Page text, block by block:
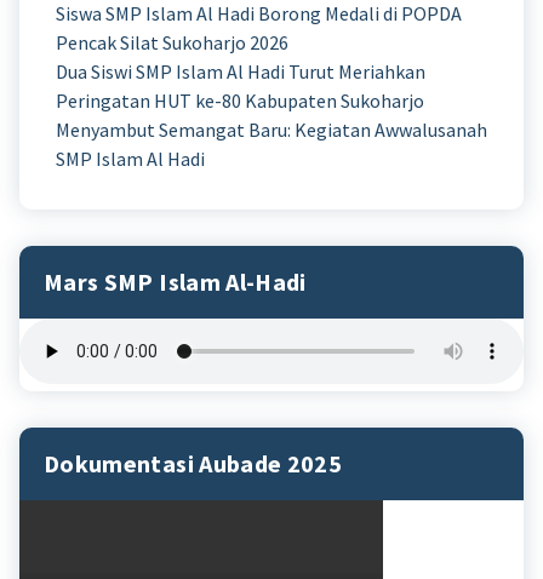
Siswa SMP Islam Al Hadi Borong Medali di POPDA
Pencak Silat Sukoharjo 2026
Dua Siswi SMP Islam Al Hadi Turut Meriahkan
Peringatan HUT ke-80 Kabupaten Sukoharjo
Menyambut Semangat Baru: Kegiatan Awwalusanah
SMP Islam Al Hadi
Mars SMP Islam Al-Hadi
Dokumentasi Aubade 2025